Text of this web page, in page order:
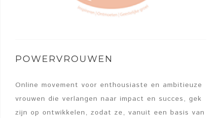
POWERVROUWEN
Online movement voor enthousiaste en ambitieuze
vrouwen die verlangen naar impact en succes, gek
zijn op ontwikkelen, zodat ze, vanuit een basis van